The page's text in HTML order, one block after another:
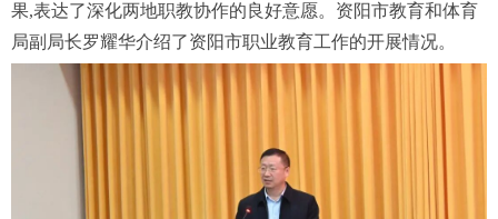
果,表达了深化两地职教协作的良好意愿。资阳市教育和体育
局副局长罗耀华介绍了资阳市职业教育工作的开展情况。